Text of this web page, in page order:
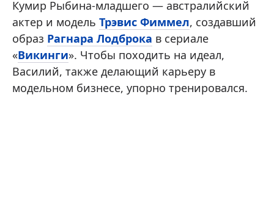
Кумир Рыбина-младшего — австралийский
актер и модель Трэвис Фиммел, создавший
образ Рагнара Лодброка в сериале
«Викинги». Чтобы походить на идеал,
Василий, также делающий карьеру в
модельном бизнесе, упорно тренировался.